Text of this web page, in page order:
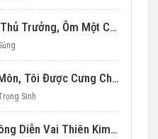
Thập Niên 80: Này Thủ Trưởng, Ôm Một Cái Đi!
Thay Chị Vào Hào Môn, Tôi Được Cưng Chiều Hết Mực (Thập Niên 90)
Sinh
Đại Lão Trở Về, Không Diễn Vai Thiên Kim Giả Nữa